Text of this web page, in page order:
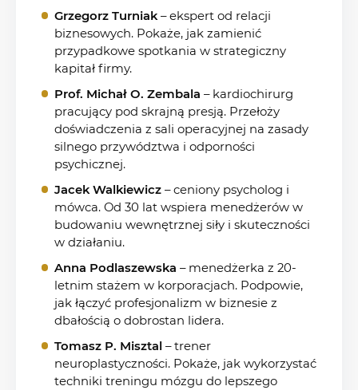
Grzegorz Turniak– ekspert od relacji
biznesowych. Pokaże, jak zamienić
przypadkowe spotkania w strategiczny
kapitał firmy.
Prof. Michał O. Zembala – kardiochirurg
pracujący pod skrajną presją. Przełoży
doświadczenia z sali operacyjnej na zasady
silnego przywództwa i odporności
psychicznej.
Jacek Walkiewicz– ceniony psycholog i
mówca. Od 30 lat wspiera menedżerów w
budowaniu wewnętrznej siły i skuteczności
w działaniu.
Anna Podlaszewska – menedżerka z 20-
letnim stażem w korporacjach. Podpowie,
jak łączyć profesjonalizm w biznesie z
dbałością o dobrostan lidera.
Tomasz P. Misztal – trener
neuroplastyczności. Pokaże, jak wykorzystać
techniki treningu mózgu do lepszego